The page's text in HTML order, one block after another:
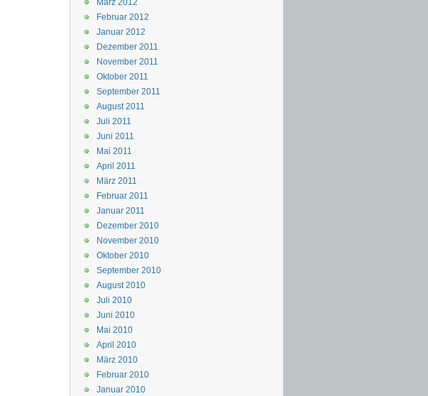
März 2012
Februar 2012
Januar 2012
Dezember 2011
November 2011
Oktober 2011
September 2011
August 2011
Juli 2011
Juni 2011
Mai 2011
April 2011
März 2011
Februar 2011
Januar 2011
Dezember 2010
November 2010
Oktober 2010
September 2010
August 2010
Juli 2010
Juni 2010
Mai 2010
April 2010
März 2010
Februar 2010
Januar 2010